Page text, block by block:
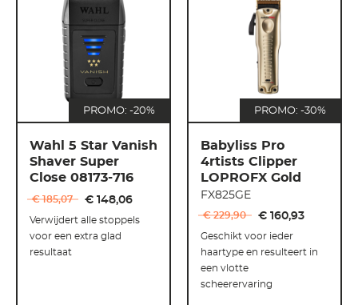
PROMO: -20%
Wahl 5 Star Vanish
Shaver Super
Close 08173-716
€ 185,07 € 148,06
Verwijdert alle stoppels
voor een extra glad
resultaat
PROMO: -30%
Babyliss Pro
4rtists Clipper
LOPROFX Gold
FX825GE
€ 229,90 € 160,93
Geschikt voor ieder
haartype en resulteert in
een vlotte
scheerervaring